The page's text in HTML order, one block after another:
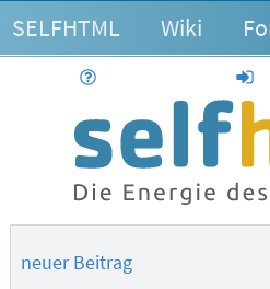
SELFHTML Wiki
neuer Beitrag